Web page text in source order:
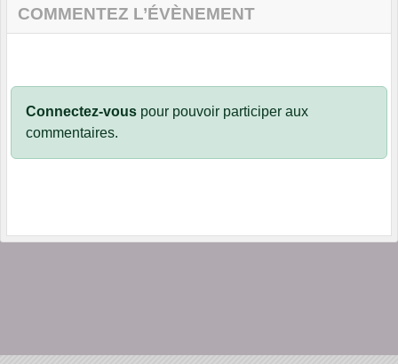
COMMENTEZ L’ÉVÈNEMENT
Connectez-vous pour pouvoir participer aux
commentaires.